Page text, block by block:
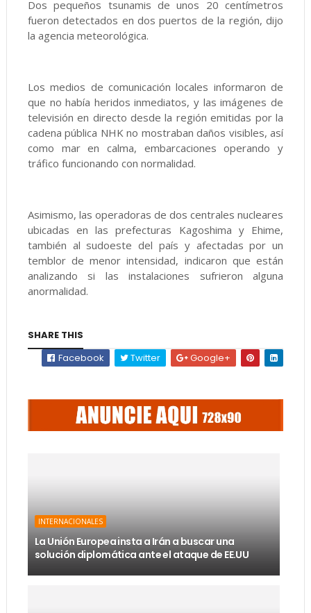
Dos pequeños tsunamis de unos 20 centímetros
fueron detectados en dos puertos de la región, dijo
la agencia meteorológica.
Los medios de comunicación locales informaron de
que no había heridos inmediatos, y las imágenes de
televisión en directo desde la región emitidas por la
cadena pública NHK no mostraban daños visibles, así
como mar en calma, embarcaciones operando y
tráfico funcionando con normalidad.
Asimismo, las operadoras de dos centrales nucleares
ubicadas en las prefecturas Kagoshima y Ehime,
también al sudoeste del país y afectadas por un
temblor de menor intensidad, indicaron que están
analizando si las instalaciones sufrieron alguna
anormalidad.
SHARE THIS
Facebook
Twitter Google+
INTERNACIONALES
La Unión Europea insta a Irán a buscar una
solución diplomática ante el ataque de EE.UU